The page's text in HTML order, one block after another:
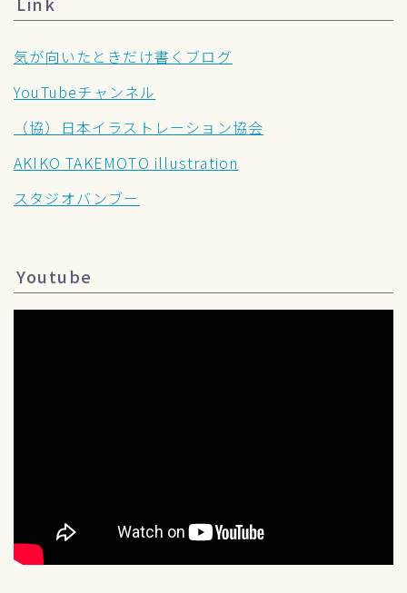
気が向いたときだけ書くブログ
YouTubeチャンネル
（協）日本イラストレーション協会
AKIKO TAKEMOTO illustration
スタジオバンブー
Youtube